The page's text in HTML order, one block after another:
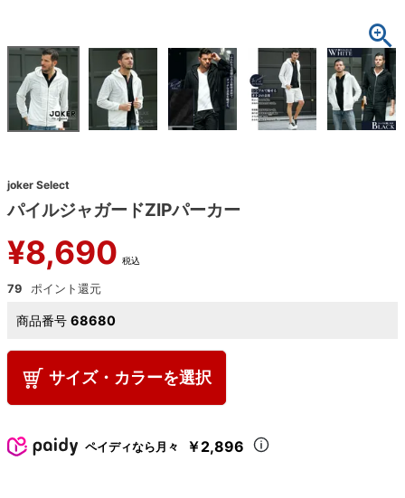
joker Select
パイルジャガードZIPパーカー
¥8,690 税込
79
商品番号 68680
サイズ・カラーを選択
ペイディなら月々 ￥2,896